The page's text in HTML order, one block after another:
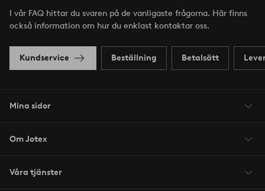
I vår FAQ hittar du svaren på de vanligaste frågorna. Här finns
också information om hur du enklast kontaktar oss.
Kundservice Beställning Betalsätt
Mina sidor
Om Jotex
Våra tjänster